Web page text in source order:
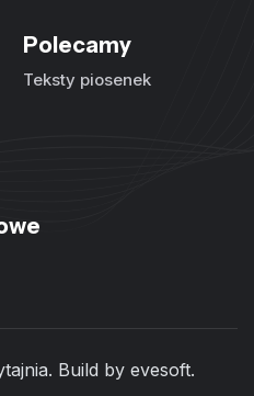
Polecamy
Teksty piosenek
Build by evesoft.